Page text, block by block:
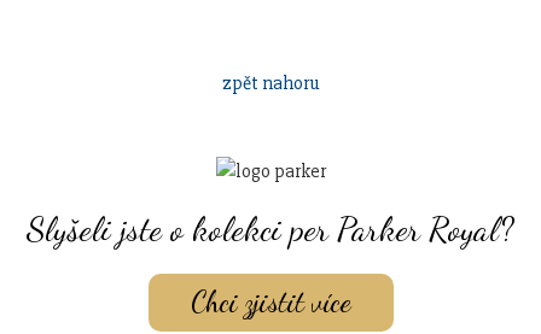
zpět nahoru
Slyšeli jste o kolekci per Parker Royal?
Chci zjistit více